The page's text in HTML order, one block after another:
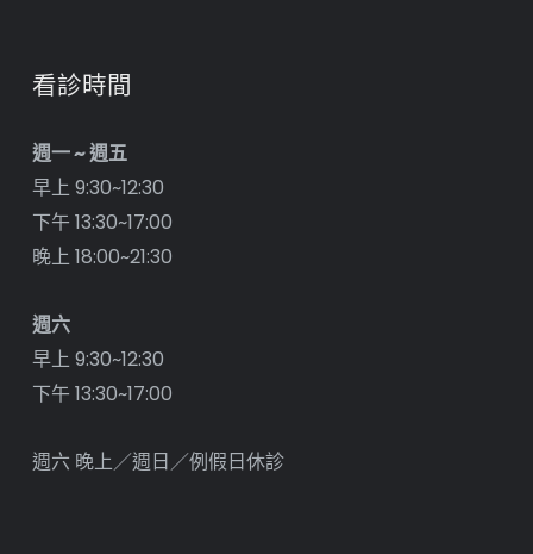
看診時間
週一 ~ 週五
早上 9:30~12:30
下午 13:30~17:00
晚上 18:00~21:30
週六
早上 9:30~12:30
下午 13:30~17:00
週六 晚上／週日／例假日休診